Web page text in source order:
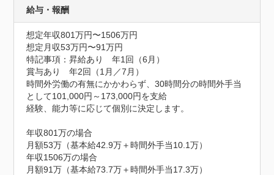
給与・報酬
想定年収801万円〜1506万円
想定月収53万円〜91万円
特記事項：昇給あり　年1回（6月）
賞与あり　年2回（1月／7月）
時間外労働の有無にかかわらず、30時間分の時間外手当
として101,000円～173,000円を支給
経験、能力等に応じて個別に決定します。
年収801万の場合
月額53万（基本給42.9万＋時間外手当10.1万）
年収1506万の場合
月額91万（基本給73.7万＋時間外手当17.3万）